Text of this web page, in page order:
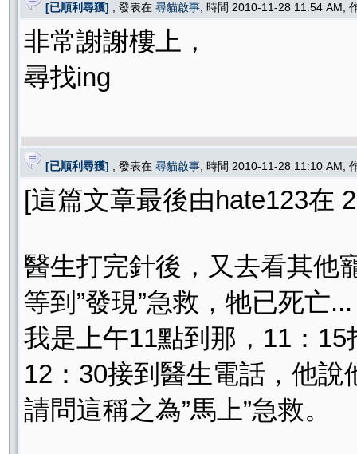
[已順利尋獲] , 發表在 尋貓啟事 , 時間 2010-11-28 11:54 AM,
非常謝謝樓上，
尋找ing
[已順利尋獲] , 發表在 尋貓啟事 , 時間 2010-11-28 11:10 AM,
[這篇文章最後由hate123在
醫生打完針後，又去看其他
等到”發現”急救，牠已死亡...
我是上午11點到那，11：
12：30接到醫生電話，他說
請問這稱之為”馬上”急救。